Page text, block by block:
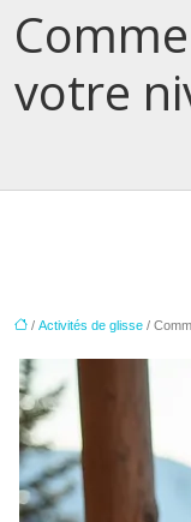
votre
/ Activités de glisse /